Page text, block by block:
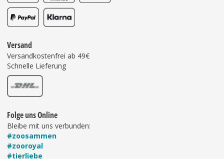
Versand
Versandkostenfrei ab 49€
Schnelle Lieferung
Folge uns Online
Bleibe mit uns verbunden:
#zoosammen
#zooroyal
#tierliebe